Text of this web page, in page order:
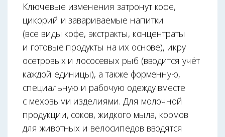
Ключевые изменения затронут кофе,
цикорий и завариваемые напитки
(все виды кофе, экстракты, концентраты
и готовые продукты на их основе), икру
осетровых и лососевых рыб (вводится учёт
каждой единицы), а также форменную,
специальную и рабочую одежду вместе
с меховыми изделиями. Для молочной
продукции, соков, жидкого мыла, кормов
для животных и велосипедов вводятся